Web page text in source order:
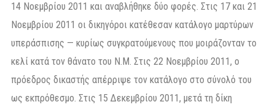
14 Νοεμβρίου 2011 και αναβλήθηκε δύο φορές. Στις 17 και 21
Νοεμβρίου 2011 οι δικηγόροι κατέθεσαν κατάλογο μαρτύρων
υπεράσπισης — κυρίως συγκρατούμενους που μοιράζονταν το
κελί κατά τον θάνατο του Ν.Μ. Στις 22 Νοεμβρίου 2011, ο
πρόεδρος δικαστής απέρριψε τον κατάλογο στο σύνολό του
ως εκπρόθεσμο. Στις 15 Δεκεμβρίου 2011, μετά τη δίκη